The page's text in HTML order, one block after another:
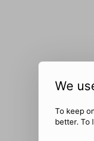
We
To keep
better. To